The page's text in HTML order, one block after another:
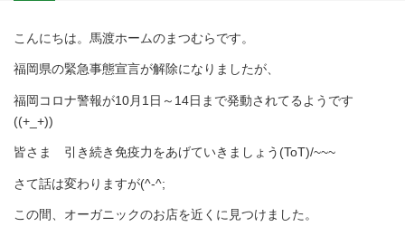
こんにちは。馬渡ホームのまつむらです。
福岡県の緊急事態宣言が解除になりましたが、
福岡コロナ警報が10月1日～14日まで発動されてるようです
((+_+))
皆さま 引き続き免疫力をあげていきましょう(ToT)/~~~
さて話は変わりますが(^-^;
この間、オーガニックのお店を近くに見つけました。